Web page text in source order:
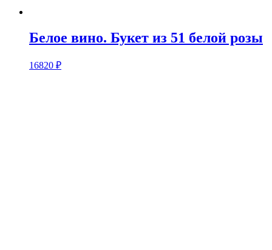
Белое вино. Букет из 51 белой розы
16820 ₽